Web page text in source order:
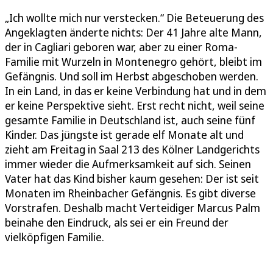
„Ich wollte mich nur verstecken.“ Die Beteuerung des
Angeklagten änderte nichts: Der 41 Jahre alte Mann,
der in Cagliari geboren war, aber zu einer Roma-
Familie mit Wurzeln in Montenegro gehört, bleibt im
Gefängnis. Und soll im Herbst abgeschoben werden.
In ein Land, in das er keine Verbindung hat und in dem
er keine Perspektive sieht. Erst recht nicht, weil seine
gesamte Familie in Deutschland ist, auch seine fünf
Kinder. Das jüngste ist gerade elf Monate alt und
zieht am Freitag in Saal 213 des Kölner Landgerichts
immer wieder die Aufmerksamkeit auf sich. Seinen
Vater hat das Kind bisher kaum gesehen: Der ist seit
Monaten im Rheinbacher Gefängnis. Es gibt diverse
Vorstrafen. Deshalb macht Verteidiger Marcus Palm
beinahe den Eindruck, als sei er ein Freund der
vielköpfigen Familie.